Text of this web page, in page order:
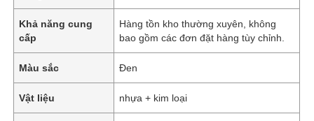
Khả năng cung
cấp
Hàng tồn kho thường xuyên, không
bao gồm các đơn đặt hàng tùy chỉnh.
Màu sắc Đen
Vật liệu nhựa + kim loại